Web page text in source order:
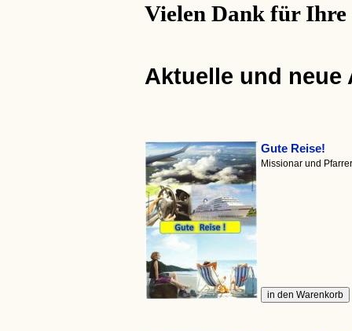
Vielen Dank für Ihre
Aktuelle und neue
Gute Reise!
Missionar und